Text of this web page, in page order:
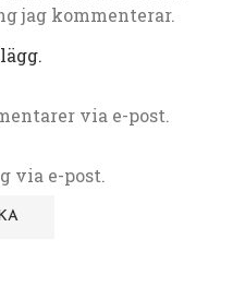
jag kommenterar.
via e-post.
via e-post.